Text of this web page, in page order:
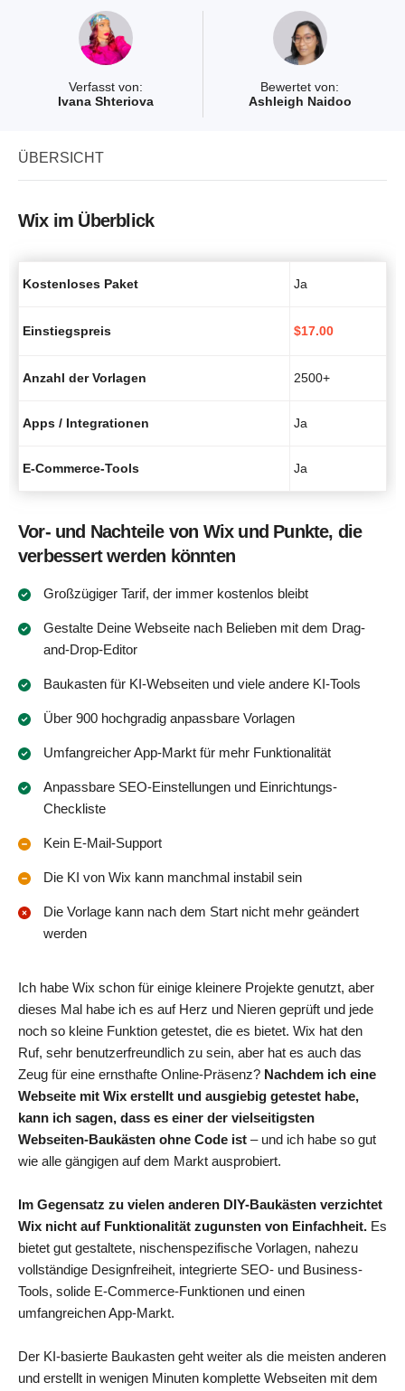
Bewertet von:
Ashleigh Naidoo
Verfasst von:
Ivana Shteriova
ÜBERSICHT
Wix im Überblick
Kostenloses Paket Ja
Einstiegspreis $17.00
Anzahl der Vorlagen 2500+
Apps / Integrationen Ja
E-Commerce-Tools Ja
Vor- und Nachteile von Wix und Punkte, die
verbessert werden könnten
Großzügiger Tarif, der immer kostenlos bleibt
Gestalte Deine Webseite nach Belieben mit dem Drag-
and-Drop-Editor
Baukasten für KI-Webseiten und viele andere KI-Tools
Über 900 hochgradig anpassbare Vorlagen
Umfangreicher App-Markt für mehr Funktionalität
Anpassbare SEO-Einstellungen und Einrichtungs-
Checkliste
Kein E-Mail-Support
Die KI von Wix kann manchmal instabil sein
Die Vorlage kann nach dem Start nicht mehr geändert
werden
Ich habe Wix schon für einige kleinere Projekte genutzt, aber
dieses Mal habe ich es auf Herz und Nieren geprüft und jede
noch so kleine Funktion getestet, die es bietet. Wix hat den
Ruf, sehr benutzerfreundlich zu sein, aber hat es auch das
Zeug für eine ernsthafte Online-Präsenz? Nachdem ich eine
Webseite mit Wix erstellt und ausgiebig getestet habe,
kann ich sagen, dass es einer der vielseitigsten
Webseiten-Baukästen ohne Code ist – und ich habe so gut
wie alle gängigen auf dem Markt ausprobiert.
Im Gegensatz zu vielen anderen DIY-Baukästen verzichtet
Wix nicht auf Funktionalität zugunsten von Einfachheit. Es
bietet gut gestaltete, nischenspezifische Vorlagen, nahezu
vollständige Designfreiheit, integrierte SEO- und Business-
Tools, solide E-Commerce-Funktionen und einen
umfangreichen App-Markt.
Der KI-basierte Baukasten geht weiter als die meisten anderen
und erstellt in wenigen Minuten komplette Webseiten mit dem